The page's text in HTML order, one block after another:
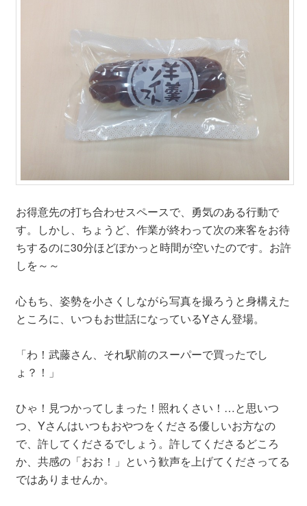
お得意先の打ち合わせスペースで、勇気のある行動で
す。しかし、ちょうど、作業が終わって次の来客をお待
ちするのに30分ほどぽかっと時間が空いたのです。お許
しを～～
心もち、姿勢を小さくしながら写真を撮ろうと身構えた
ところに、いつもお世話になっているYさん登場。
「わ！武藤さん、それ駅前のスーパーで買ったでし
ょ？！」
ひゃ！見つかってしまった！照れくさい！…と思いつ
つ、Yさんはいつもおやつをくださる優しいお方なの
で、許してくださるでしょう。許してくださるどころ
か、共感の「おお！」という歓声を上げてくださってる
ではありませんか。